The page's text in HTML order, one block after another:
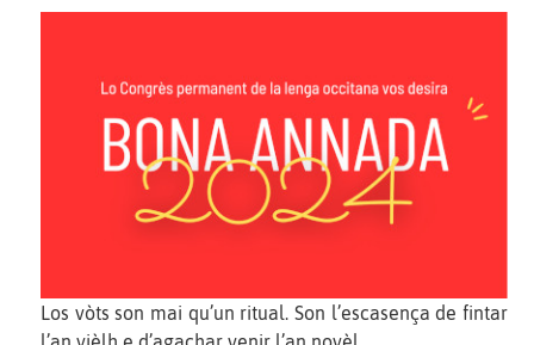
Los vòts son mai qu’un ritual. Son l’escasença de fintar